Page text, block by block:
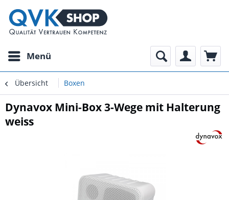
Menü
Übersicht Boxen
Dynavox Mini-Box 3-Wege mit Halterung
weiss